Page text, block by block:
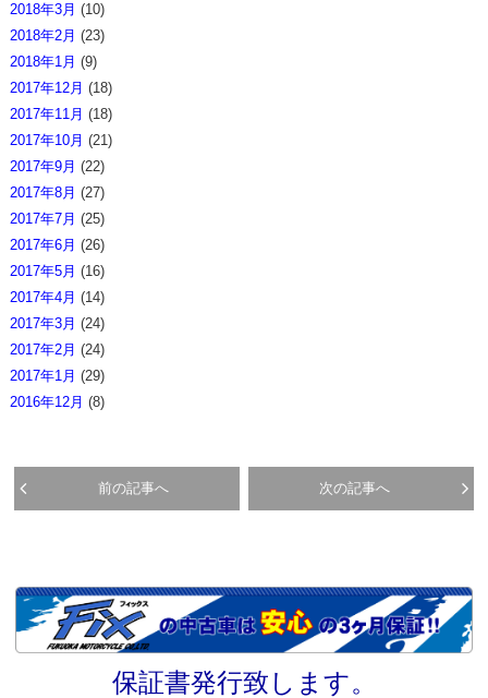
2018年3月 (10)
2018年2月 (23)
2018年1月 (9)
2017年12月 (18)
2017年11月 (18)
2017年10月 (21)
2017年9月 (22)
2017年8月 (27)
2017年7月 (25)
2017年6月 (26)
2017年5月 (16)
2017年4月 (14)
2017年3月 (24)
2017年2月 (24)
2017年1月 (29)
2016年12月 (8)
前の記事へ 次の記事へ
保証書発行致します。